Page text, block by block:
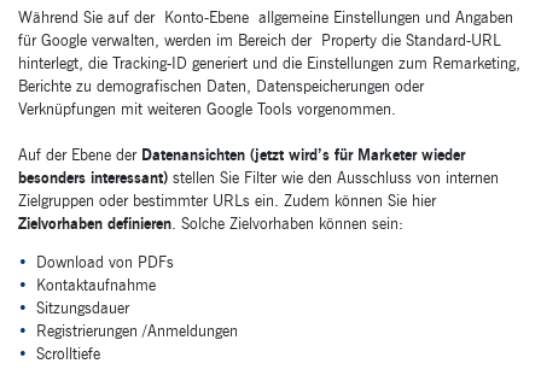
Während Sie auf der Konto-Ebene allgemeine Einstellungen und Angaben
für Google verwalten, werden im Bereich der Property die Standard-URL
hinterlegt, die Tracking-ID generiert und die Einstellungen zum Remarketing,
Berichte zu demografischen Daten, Datenspeicherungen oder
Verknüpfungen mit weiteren Google Tools vorgenommen.
Auf der Ebene der Datenansichten (jetzt wird’s für Marketer wieder
besonders interessant) stellen Sie Filter wie den Ausschluss von internen
Zielgruppen oder bestimmter URLs ein. Zudem können Sie hier
Zielvorhaben definieren. Solche Zielvorhaben können sein:
Download von PDFs
Kontaktaufnahme
Sitzungsdauer
Registrierungen /Anmeldungen
Scrolltiefe